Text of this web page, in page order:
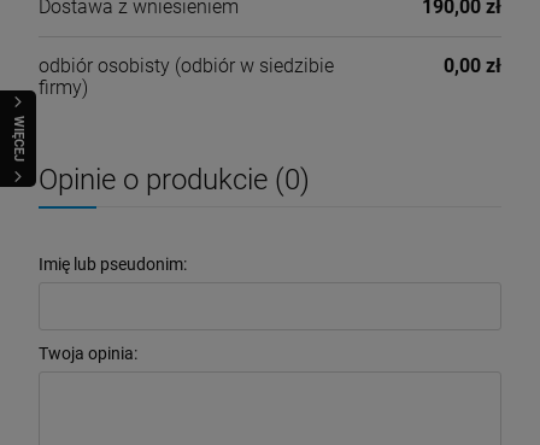
WIĘCEJ
Dostawa z wniesieniem 190,00 zł
odbiór osobisty (odbiór w siedzibie
firmy)
0,00 zł
Opinie o produkcie (0)
Imię lub pseudonim:
Twoja opinia: